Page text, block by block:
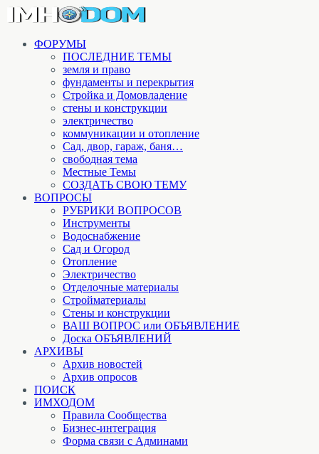
ФОРУМЫ
ПОСЛЕДНИЕ ТЕМЫ
земля и право
фундаменты и перекрытия
Стройка и Домовладение
стены и конструкции
электричество
коммуникации и отопление
Cад, двор, гараж, баня…
свободная тема
Местные Темы
СОЗДАТЬ СВОЮ ТЕМУ
ВОПРОСЫ
РУБРИКИ ВОПРОСОВ
Инструменты
Водоснабжение
Сад и Огород
Отопление
Электричество
Отделочные материалы
Стройматериалы
Стены и конструкции
ВАШ ВОПРОС или ОБЪЯВЛЕНИЕ
Доска ОБЪЯВЛЕНИЙ
АРХИВЫ
Архив новостей
Архив опросов
ПОИСК
ИМХОДОМ
Правила Сообщества
Бизнес-интеграция
Форма связи с Админами